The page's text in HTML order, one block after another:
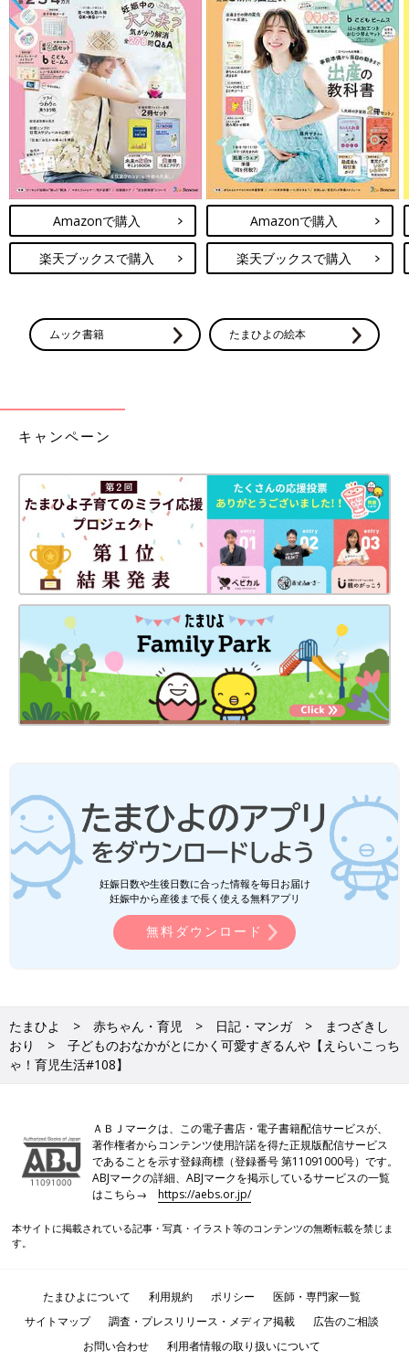
Amazonで購入
楽天ブックスで購入
Amazonで購入
楽天ブックスで購入
ムック書籍 たまひよの絵本
キャンペーン
妊娠日数や生後日数に合った情報を毎日お届け
妊娠中から産後まで長く使える無料アプリ
無料ダウンロード
たまひよ 赤ちゃん・育児 日記・マンガ
まつざきし
おり
子どものおなかがとにかく可愛すぎるんや【えらいこっち
ゃ！育児生活#108】
ＡＢＪマークは、この電子書店・電子書籍配信サービスが、
著作権者からコンテンツ使用許諾を得た正規版配信サービス
であることを示す登録商標（登録番号 第11091000号）です。
ABJマークの詳細、ABJマークを掲示しているサービスの一覧
はこちら→https://aebs.or.jp/
本サイトに掲載されている記事・写真・イラスト等のコンテンツの無断転載を禁じま
す。
たまひよについて 利用規約 ポリシー
医師・専門家一覧
サイトマップ
調査・プレスリリース・メディア掲載
広告のご相談
お問い合わせ
利用者情報の取り扱いについて